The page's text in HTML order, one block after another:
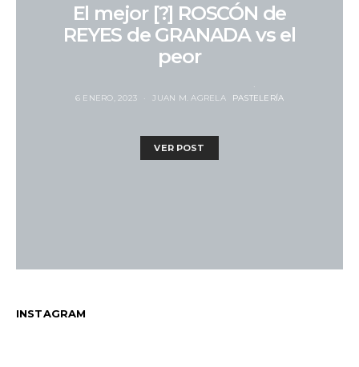
El mejor [?] ROSCÓN de
REYES de GRANADA vs el
peor
6 ENERO, 2023 JUAN M. AGRELA PASTELERÍA
VER POST
INSTAGRAM